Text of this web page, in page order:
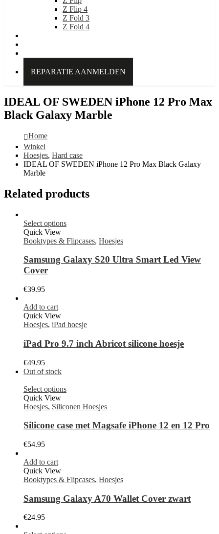
Z Flip 4
Z Fold 3
Z Fold 4
REPARATIE AANMELDEN
IDEAL OF SWEDEN iPhone 12 Pro Max
Black Galaxy Marble
Home
Winkel
Hoesjes, Hard case
IDEAL OF SWEDEN iPhone 12 Pro Max Black Galaxy
Marble
Related products
Select options
Quick View
Booktypes & Flipcases, Hoesjes
Samsung Galaxy S20 Ultra Smart Led View
Cover
€39.95
Add to cart
Quick View
Hoesjes, iPad hoesje
iPad Pro 9.7 inch Abricot silicone hoesje
€49.95
Out of stock
Select options
Quick View
Hoesjes, Siliconen Hoesjes
Silicone case met Magsafe iPhone 12 en 12 Pro
€54.95
Add to cart
Quick View
Booktypes & Flipcases, Hoesjes
Samsung Galaxy A70 Wallet Cover zwart
€24.95